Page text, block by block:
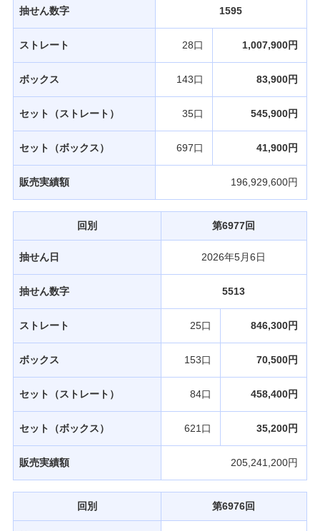
抽せん数字 1595
ストレート 28口 1,007,900円
ボックス 143口 83,900円
セット（ストレート） 35口 545,900円
セット（ボックス） 697口 41,900円
販売実績額 196,929,600円
回別 第6977回
抽せん日 2026年5月6日
抽せん数字 5513
ストレート 25口 846,300円
ボックス 153口 70,500円
セット（ストレート） 84口 458,400円
セット（ボックス） 621口 35,200円
販売実績額 205,241,200円
回別 第6976回